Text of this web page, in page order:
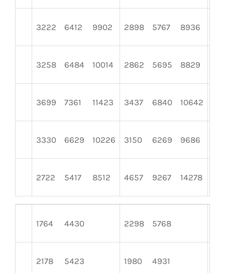
3222 6412 9902 2898 5767 8936
3258 6484 10014 2862 5695 8829
3699 7361 11423 3437 6840 10642
3330 6629 10226 3150 6269 9686
2722 5417 8512 4657 9267 14278
1764 4430 2298 5768
2178 5423 1980 4931